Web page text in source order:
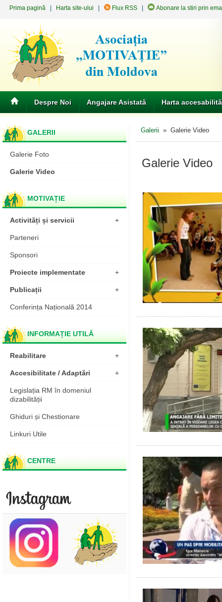
Prima pagină Harta site-ului Flux RSS Abonare la stiri prin
Despre Noi Angajare Asistată Harta
GALERII
Galerie Foto
Galerie Video
MOTIVAȚIE
Activități și servicii +
Parteneri
Sponsori
Proiecte implementate +
Publicații +
Conferința Națională 2014
INFORMAȚIE UTILĂ
Reabilitare +
Accesibilitate / Adaptări +
Legislația RM în domeniul
dizabilității
Ghiduri și Chestionare
Linkuri Utile
CENTRE
Galerii » Galerie Video
Galerie Video